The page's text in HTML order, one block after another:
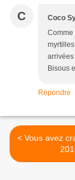
C Coco
Comme
Bisous
Répondre
< Vous avez craqué.. fevrier